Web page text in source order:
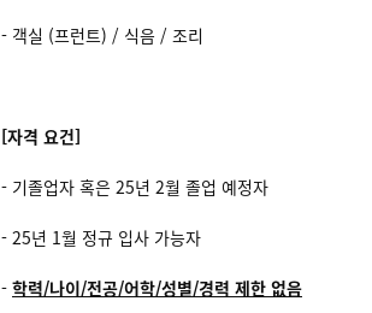
- ​객실 (프런트) / 식음 / ​조리
[자격 요건]
- ​기졸업자 혹은 25년 2월 졸업 예정자
- 25년 1월 정규 입사 가능자
- 학력/나이/전공/어학/성별/경력 제한 없음